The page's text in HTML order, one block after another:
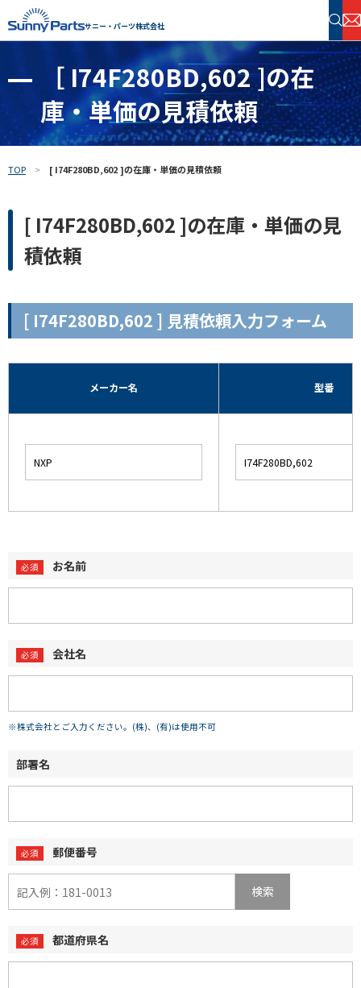
サニー・パーツ株式会社
半導体・電子部品 在庫検索
フリーワードで探す
［ I74F280BD,602 ]の在
庫・単価の見積依頼
TOP [ I74F280BD,602 ]の在庫・単価の見積依頼
[ I74F280BD,602 ]の在庫・単価の見
積依頼
[ I74F280BD,602 ] 見積依頼入力フォーム
メーカー名 型番
お名前
会社名
※株式会社とご入力ください。(株)、(有)は使用不可
部署名
郵便番号
検索
都道府県名